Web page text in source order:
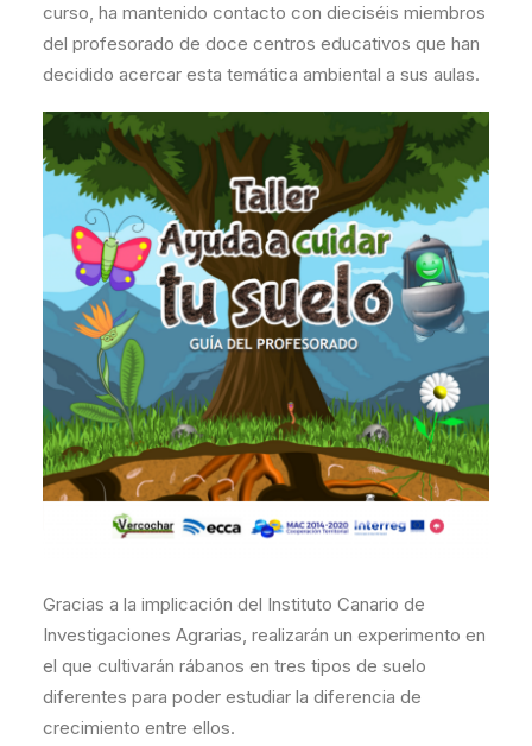
curso, ha mantenido contacto con dieciséis miembros
del profesorado de doce centros educativos que han
decidido acercar esta temática ambiental a sus aulas.
Gracias a la implicación del Instituto Canario de
Investigaciones Agrarias, realizarán un experimento en
el que cultivarán rábanos en tres tipos de suelo
diferentes para poder estudiar la diferencia de
crecimiento entre ellos.